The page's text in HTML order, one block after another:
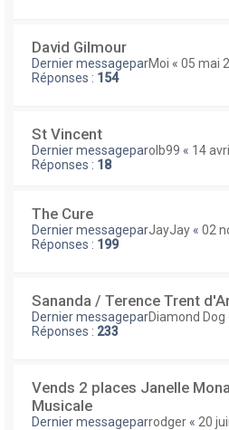
David Gilmour
Dernier messageparMoi « 05 mai
Réponses : 154
St Vincent
Dernier messageparolb99 « 14
Réponses : 18
The Cure
Dernier messageparJayJay « 02
Réponses : 199
Sananda / Terence Trent
Dernier messageparDiamond Dog
Réponses : 233
Vends 2 places Janelle
Musicale
Dernier messageparrodger « 20